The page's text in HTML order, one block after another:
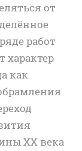
от
работ
характер
как
XX века